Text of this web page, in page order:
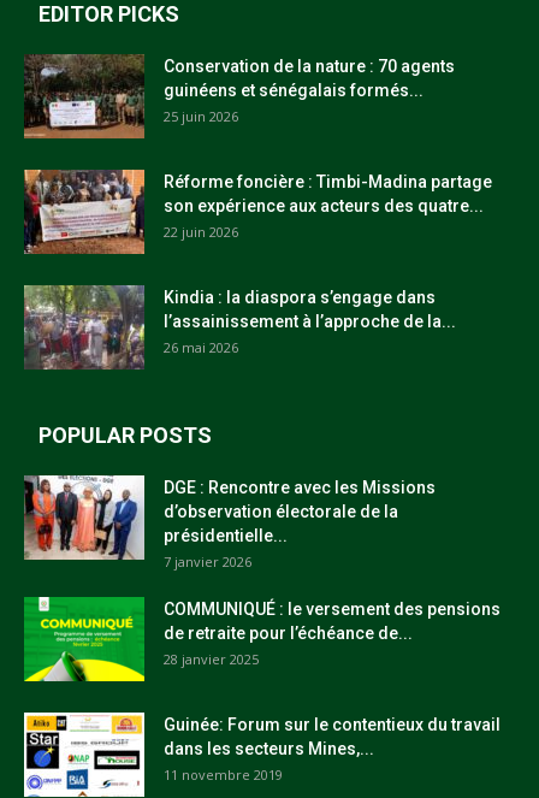
EDITOR PICKS
Conservation de la nature : 70 agents
guinéens et sénégalais formés...
25 juin 2026
Réforme foncière : Timbi-Madina partage
son expérience aux acteurs des quatre...
22 juin 2026
Kindia : la diaspora s’engage dans
l’assainissement à l’approche de la...
26 mai 2026
POPULAR POSTS
DGE : Rencontre avec les Missions
d’observation électorale de la
présidentielle...
7 janvier 2026
COMMUNIQUÉ : le versement des pensions
de retraite pour l’échéance de...
28 janvier 2025
Guinée: Forum sur le contentieux du travail
dans les secteurs Mines,...
11 novembre 2019